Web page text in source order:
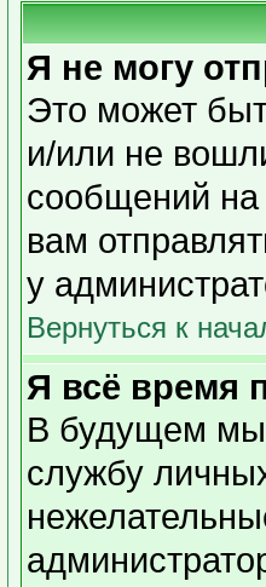
Я не могу
Это может
и/или не
сообщений
вам
у
Вернуться к
Я всё время
В будущем мы
службу